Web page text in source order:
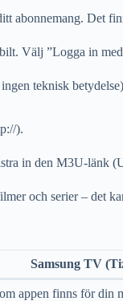
abonnemang. Det
Välj ”Logga in
teknisk
).
in den M3U-länk
och serier – det
Samsung TV
appen finns för din